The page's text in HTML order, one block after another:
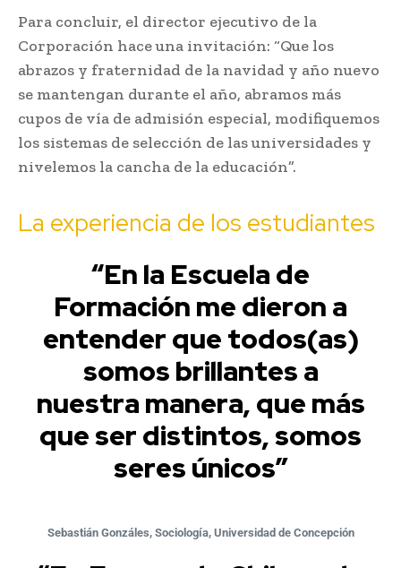
Para concluir, el director ejecutivo de la
Corporación hace una invitación: “Que los
abrazos y fraternidad de la navidad y año nuevo
se mantengan durante el año, abramos más
cupos de vía de admisión especial, modifiquemos
los sistemas de selección de las universidades y
nivelemos la cancha de la educación”.
La experiencia de los estudiantes
“En la Escuela de
Formación me dieron a
entender que todos(as)
somos brillantes a
nuestra manera, que más
que ser distintos, somos
seres únicos”
Sebastián Gonzáles, Sociología, Universidad de Concepción